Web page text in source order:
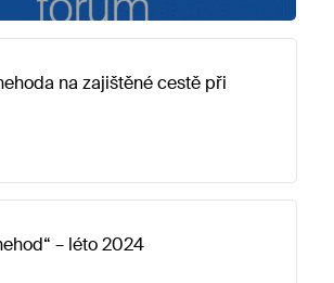
na zajištěné cestě při
– léto 2024